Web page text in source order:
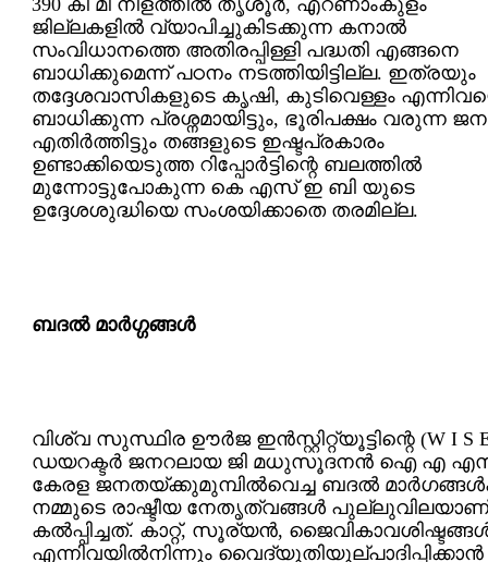
390 കി മീ നീളത്തില്‍ തൃശൂര്‍, എറണാംകുളം
ജില്ലകളില്‍ വ്യാപിച്ചുകിടക്കുന്ന കനാല്‍
സംവിധാനത്തെ അതിരപ്പിള്ളി പദ്ധതി എങ്ങനെ
ബാധിക്കുമെന്ന് പഠനം നടത്തിയിട്ടില്ല. ഇത്രയും
തദ്ദേശവാസികളുടെ കൃഷി, കുടിവെള്ളം
ബാധിക്കുന്ന പ്രശ്നമായിട്ടും, ഭൂരിപക്ഷം വരുന്ന
എതിര്‍ത്തിട്ടും തങ്ങളുടെ ഇഷ്ടപ്രകാരം
ഉണ്ടാക്കിയെടുത്ത റിപ്പോര്‍ട്ടിന്റെ ബലത്തില്‍
മുന്നോട്ടുപോകുന്ന കെ എസ് ഇ ബി യുടെ
ഉദ്ദേശശുദ്ധിയെ സംശയിക്കാതെ തരമില്ല.
ബദല്‍ മാര്‍ഗ്ഗങ്ങള്‍
വിശ്വ സുസ്ഥിര ഊര്‍ജ ഇന്‍സ്റ്റിറ്റ്യൂട്ടിന്റെ (W I S
ഡയറക്ടര്‍ ജനറലായ ജി മധുസൂദനന്‍ ഐ എ
കേരള ജനതയ്ക്കുമുമ്പില്‍വെച്ച ബദല്‍
നമ്മുടെ രാഷ്ടീയ നേതൃത്വങ്ങള്‍ പുല്ലുവിലയാണ്
കല്‍പ്പിച്ചത്. കാറ്റ്, സൂര്യന്‍,
എന്നിവയില്‍നിന്നും വൈദ്യുതിയുല്പാദിപ്പിക്കാന്‍